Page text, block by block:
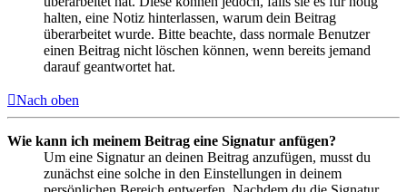
halten, eine Notiz hinterlassen, warum dein Beitrag
überarbeitet wurde. Bitte beachte, dass normale Benutzer
einen Beitrag nicht löschen können, wenn bereits jemand
darauf geantwortet hat.
Nach oben
Wie kann ich meinem Beitrag eine Signatur anfügen?
Um eine Signatur an deinen Beitrag anzufügen, musst du
zunächst eine solche in den Einstellungen in deinem